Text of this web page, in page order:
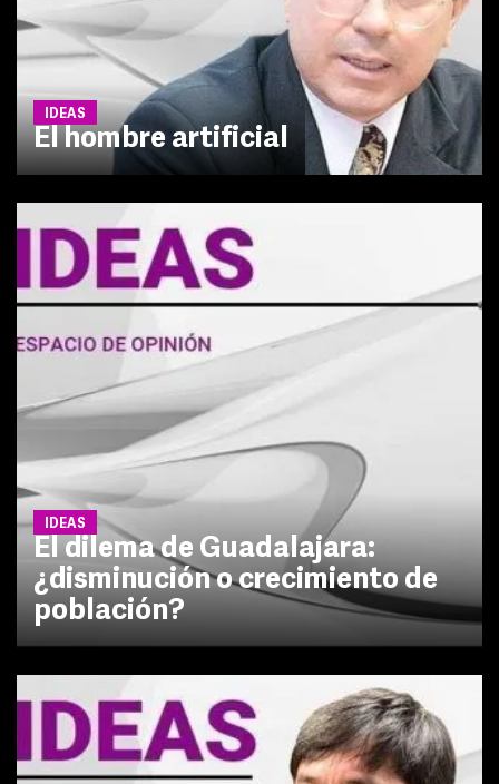
IDEAS
El hombre artificial
IDEAS
El dilema de Guadalajara:
¿disminución o crecimiento de
población?